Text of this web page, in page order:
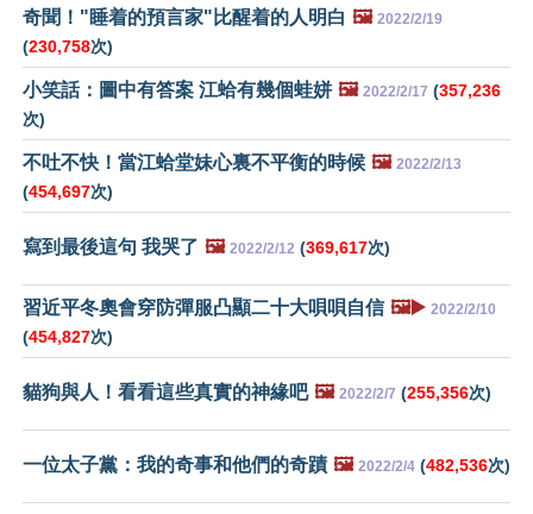
奇聞！"睡着的預言家"比醒着的人明白 🖼️ 2022/2/19
(230,758次)
小笑話：圖中有答案 江蛤有幾個蛙姘 🖼️ 2022/2/17 (357,236
次)
不吐不快！當江蛤堂妹心裏不平衡的時候 🖼️ 2022/2/13
(454,697次)
寫到最後這句 我哭了 🖼️ 2022/2/12 (369,617次)
習近平冬奧會穿防彈服凸顯二十大唄唄自信 🖼️▶️ 2022/2/10
(454,827次)
貓狗與人！看看這些真實的神緣吧 🖼️ 2022/2/7 (255,356次)
一位太子黨：我的奇事和他們的奇蹟 🖼️ 2022/2/4 (482,536次)